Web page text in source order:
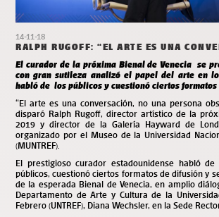
14-11-18
RALPH RUGOFF: “EL ARTE ES UNA
El curador de la próxima Bienal de Venecia se
con gran sutileza analizó el papel del arte en
habló de los públicos y cuestionó ciertos
“El arte es una conversación, no una persona
disparó Ralph Rugoff, director artístico de la
2019 y director de la Galería Hayward de
organizado por el Museo de la Universidad
(MUNTREF).
El prestigioso curador estadounidense habló
públicos, cuestionó ciertos formatos de difusión y
de la esperada Bienal de Venecia, en amplio
Departamento de Arte y Cultura de la
Febrero (UNTREF), Diana Wechsler, en la Sede